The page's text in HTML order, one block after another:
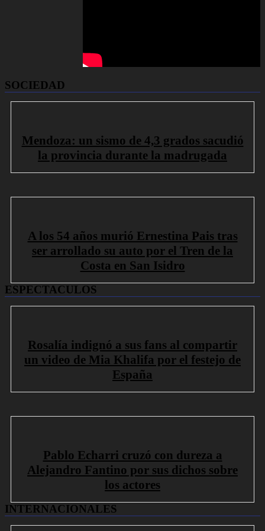
SOCIEDAD
Mendoza: un sismo de 4,3 grados sacudió
la provincia durante la madrugada
A los 54 años murió Ernestina Pais tras
ser arrollado su auto por el Tren de la
Costa en San Isidro
ESPECTACULOS
Rosalía indignó a sus fans al compartir
un video de Mia Khalifa por el festejo de
España
Pablo Echarri cruzó con dureza a
Alejandro Fantino por sus dichos sobre
los actores
INTERNACIONALES